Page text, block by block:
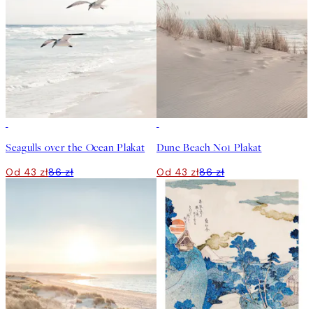
Seagulls over the Ocean Plakat
Od 43 zł86 zł
Dune Beach No1 Plakat
Od 43 zł86 zł